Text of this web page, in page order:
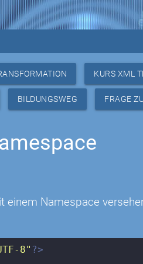
KURS XML
BILDUNGSWEG FRAGE
einem Namespace
8" ?>